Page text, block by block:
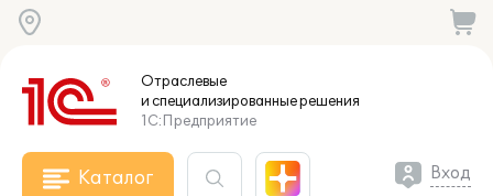
Отраслевые
и специализированныерешения
1С:Предприятие
Каталог Вход